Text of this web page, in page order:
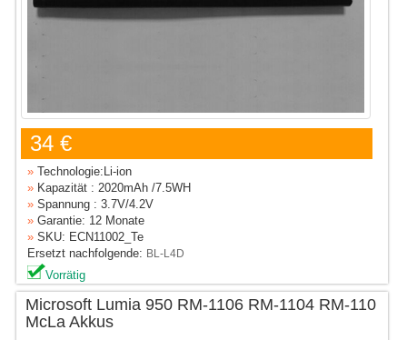
34 €
» Technologie:Li-ion
» Kapazität : 2020mAh /7.5WH
» Spannung : 3.7V/4.2V
» Garantie: 12 Monate
» SKU: ECN11002_Te
Ersetzt nachfolgende: BL-L4D
Vorrätig
Microsoft Lumia 950 RM-1106 RM-1104 RM-110
McLa Akkus